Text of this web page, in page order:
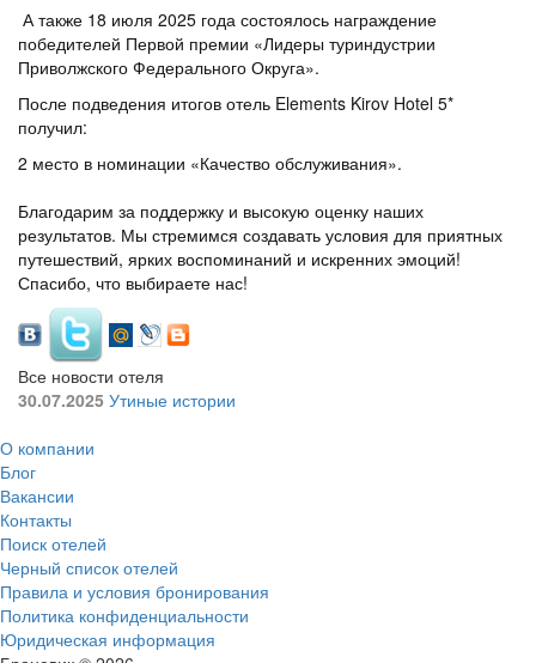
А также 18 июля 2025 года состоялось награждение
победителей Первой премии «Лидеры туриндустрии
Приволжского Федерального Округа».
После подведения итогов отель Elements Kirov Hotel 5*
получил:
2 место в номинации «Качество обслуживания».
Благодарим за поддержку и высокую оценку наших
результатов. Мы стремимся создавать условия для приятных
путешествий, ярких воспоминаний и искренних эмоций!
Спасибо, что выбираете нас!
Все новости отеля
30.07.2025 Утиные истории
О компании
Блог
Вакансии
Контакты
Поиск отелей
Черный список отелей
Правила и условия бронирования
Политика конфиденциальности
Юридическая информация